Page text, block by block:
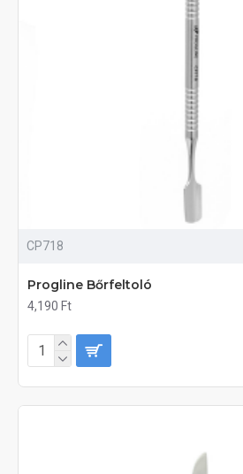
CP718
Progline Bőrfeltoló
4,190 Ft